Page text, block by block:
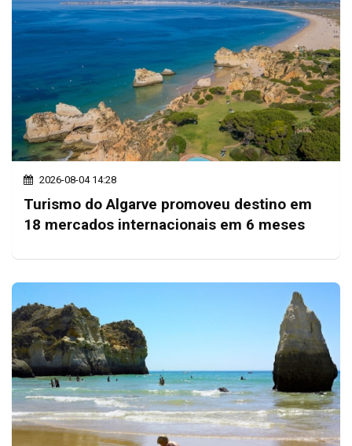
2026-08-04 14:28
Turismo do Algarve promoveu destino em
18 mercados internacionais em 6 meses